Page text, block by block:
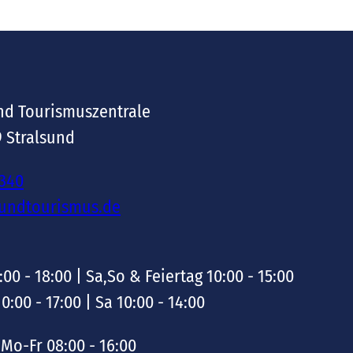
Tourismuszentrale
Stralsund
- 18:00 | Sa,So & Feiertag 10:00 - 15:00
- 17:00 | Sa 10:00 - 14:00
Fr 08:00 - 16:00